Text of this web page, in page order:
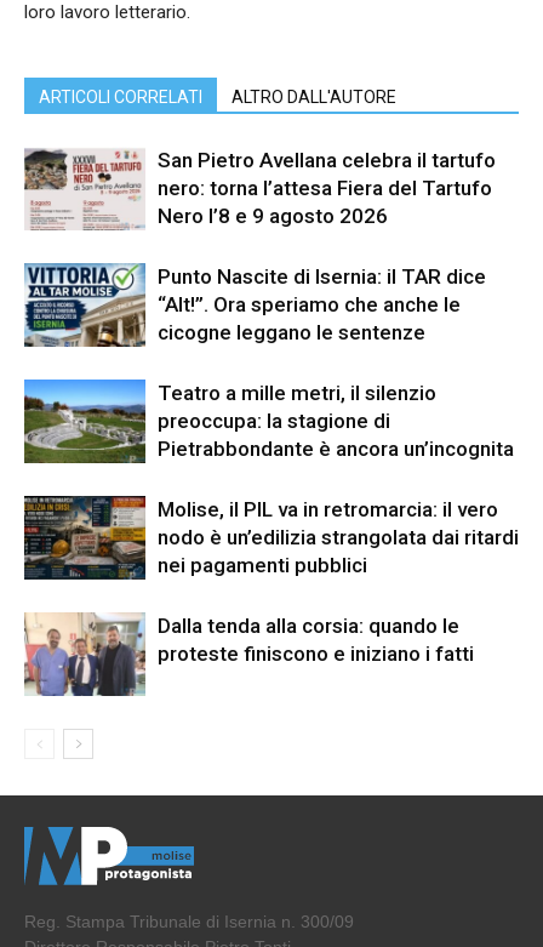
loro lavoro letterario.
ARTICOLI CORRELATI ALTRO DALL'AUTORE
San Pietro Avellana celebra il tartufo
nero: torna l’attesa Fiera del Tartufo
Nero l’8 e 9 agosto 2026
Punto Nascite di Isernia: il TAR dice
“Alt!”. Ora speriamo che anche le
cicogne leggano le sentenze
Teatro a mille metri, il silenzio
preoccupa: la stagione di
Pietrabbondante è ancora un’incognita
Molise, il PIL va in retromarcia: il vero
nodo è un’edilizia strangolata dai ritardi
nei pagamenti pubblici
Dalla tenda alla corsia: quando le
proteste finiscono e iniziano i fatti
Reg. Stampa Tribunale di Isernia n. 300/09